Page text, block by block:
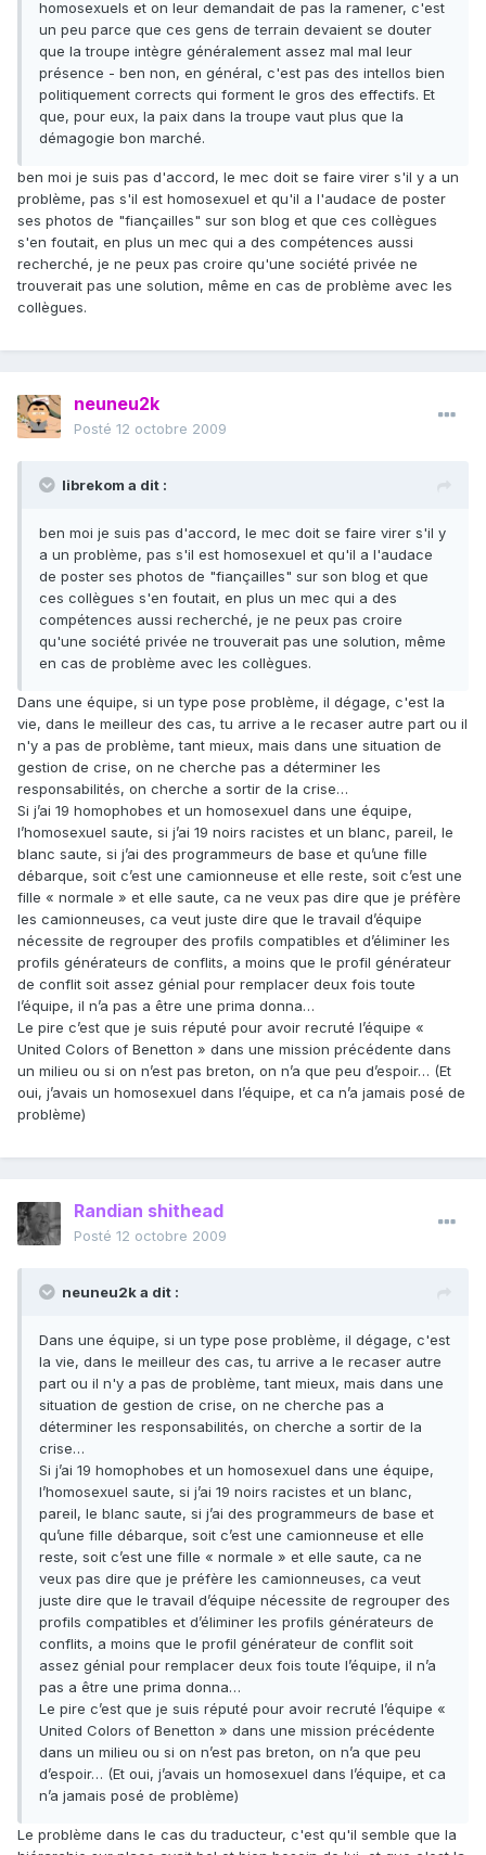
homosexuels et on leur demandait de pas la ramener, c'est
un peu parce que ces gens de terrain devaient se douter
que la troupe intègre généralement assez mal mal leur
présence - ben non, en général, c'est pas des intellos bien
politiquement corrects qui forment le gros des effectifs. Et
que, pour eux, la paix dans la troupe vaut plus que la
démagogie bon marché.
ben moi je suis pas d'accord, le mec doit se faire virer s'il y a un
problème, pas s'il est homosexuel et qu'il a l'audace de poster
ses photos de "fiançailles" sur son blog et que ces collègues
s'en foutait, en plus un mec qui a des compétences aussi
recherché, je ne peux pas croire qu'une société privée ne
trouverait pas une solution, même en cas de problème avec les
collègues.
neuneu2k
Posté 12 octobre 2009
librekom a dit :
ben moi je suis pas d'accord, le mec doit se faire virer s'il y
a un problème, pas s'il est homosexuel et qu'il a l'audace
de poster ses photos de "fiançailles" sur son blog et que
ces collègues s'en foutait, en plus un mec qui a des
compétences aussi recherché, je ne peux pas croire
qu'une société privée ne trouverait pas une solution, même
en cas de problème avec les collègues.
Dans une équipe, si un type pose problème, il dégage, c'est la
vie, dans le meilleur des cas, tu arrive a le recaser autre part ou il
n'y a pas de problème, tant mieux, mais dans une situation de
gestion de crise, on ne cherche pas a déterminer les
responsabilités, on cherche a sortir de la crise…
Si j’ai 19 homophobes et un homosexuel dans une équipe,
l’homosexuel saute, si j’ai 19 noirs racistes et un blanc, pareil, le
blanc saute, si j’ai des programmeurs de base et qu’une fille
débarque, soit c’est une camionneuse et elle reste, soit c’est une
fille « normale » et elle saute, ca ne veux pas dire que je préfère
les camionneuses, ca veut juste dire que le travail d’équipe
nécessite de regrouper des profils compatibles et d’éliminer les
profils générateurs de conflits, a moins que le profil générateur
de conflit soit assez génial pour remplacer deux fois toute
l’équipe, il n’a pas a être une prima donna…
Le pire c’est que je suis réputé pour avoir recruté l’équipe «
United Colors of Benetton » dans une mission précédente dans
un milieu ou si on n’est pas breton, on n’a que peu d’espoir… (Et
oui, j’avais un homosexuel dans l’équipe, et ca n’a jamais posé de
problème)
Randian shithead
Posté 12 octobre 2009
neuneu2k a dit :
Dans une équipe, si un type pose problème, il dégage, c'est
la vie, dans le meilleur des cas, tu arrive a le recaser autre
part ou il n'y a pas de problème, tant mieux, mais dans une
situation de gestion de crise, on ne cherche pas a
déterminer les responsabilités, on cherche a sortir de la
crise…
Si j’ai 19 homophobes et un homosexuel dans une équipe,
l’homosexuel saute, si j’ai 19 noirs racistes et un blanc,
pareil, le blanc saute, si j’ai des programmeurs de base et
qu’une fille débarque, soit c’est une camionneuse et elle
reste, soit c’est une fille « normale » et elle saute, ca ne
veux pas dire que je préfère les camionneuses, ca veut
juste dire que le travail d’équipe nécessite de regrouper des
profils compatibles et d’éliminer les profils générateurs de
conflits, a moins que le profil générateur de conflit soit
assez génial pour remplacer deux fois toute l’équipe, il n’a
pas a être une prima donna…
Le pire c’est que je suis réputé pour avoir recruté l’équipe «
United Colors of Benetton » dans une mission précédente
dans un milieu ou si on n’est pas breton, on n’a que peu
d’espoir… (Et oui, j’avais un homosexuel dans l’équipe, et ca
n’a jamais posé de problème)
Le problème dans le cas du traducteur, c'est qu'il semble que la